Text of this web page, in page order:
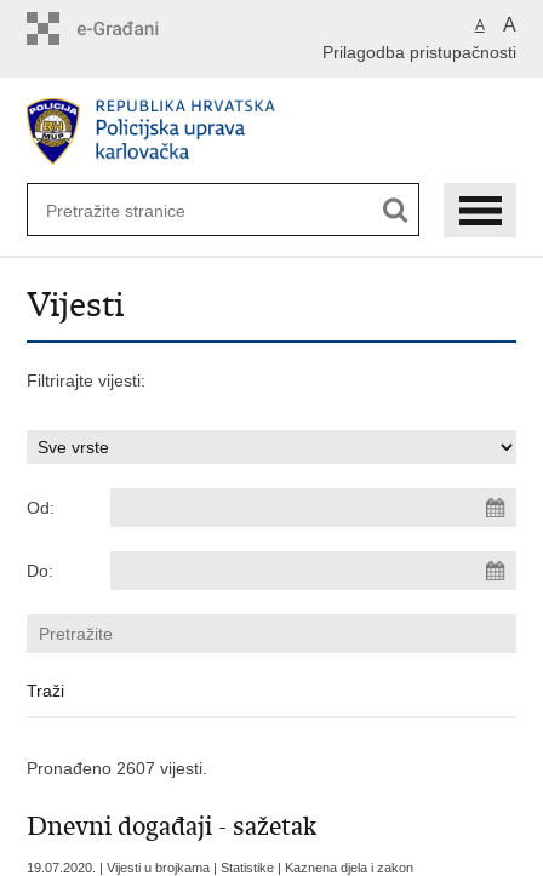
A A
Prilagodba pristupačnosti
Vijesti
Filtrirajte vijesti:
Od:
Do:
Pronađeno 2607 vijesti.
Dnevni događaji - sažetak
19.07.2020. | Vijesti u brojkama | Statistike | Kaznena djela i zakon